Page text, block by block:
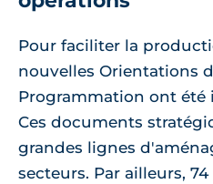
Pour faciliter la
nouvelles Orientations
Programmation ont été
Ces documents
grandes lignes
secteurs. Par ailleurs,